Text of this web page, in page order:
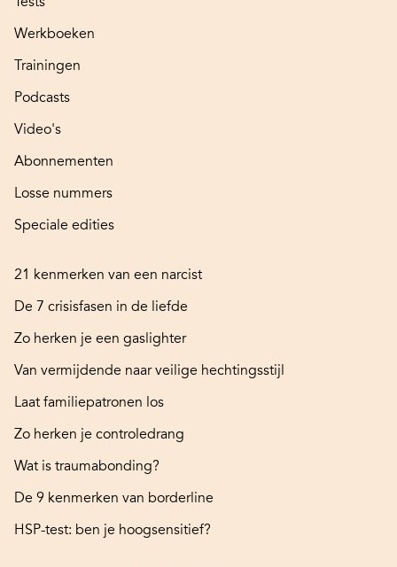
Werkboeken
Trainingen
Podcasts
Video's
Abonnementen
Losse nummers
Speciale edities
21 kenmerken van een narcist
De 7 crisisfasen in de liefde
Zo herken je een gaslighter
Van vermijdende naar veilige hechtingsstijl
Laat familiepatronen los
Zo herken je controledrang
Wat is traumabonding?
De 9 kenmerken van borderline
HSP-test: ben je hoogsensitief?